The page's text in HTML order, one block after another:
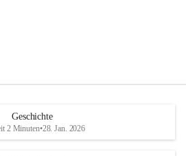
Geschichte
2 Minuten•28. Jan. 2026